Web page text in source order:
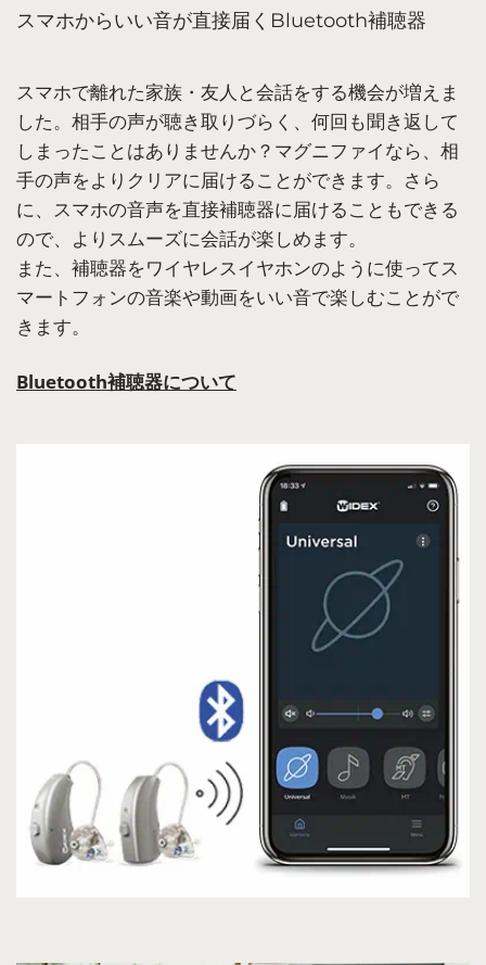
スマホからいい音が直接届くBluetooth補聴器
スマホで離れた家族・友人と会話をする機会が増えま
した。相手の声が聴き取りづらく、何回も聞き返して
しまったことはありませんか？マグニファイなら、相
手の声をよりクリアに届けることができます。さら
に、スマホの音声を直接補聴器に届けることもできる
ので、よりスムーズに会話が楽しめます。
また、補聴器をワイヤレスイヤホンのように使ってス
マートフォンの音楽や動画をいい音で楽しむことがで
きます。
Bluetooth補聴器について